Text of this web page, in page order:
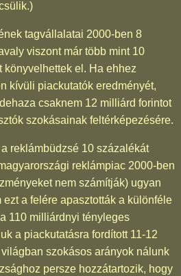
tagvállalatai 2000-ben 8
viszont már több mint 10
könyvelhettek el. Ha ehhez
kívüli piackutatók eredményét,
csaknem 12 milliárd forintot
szokásainak feltérképezésére.
reklámbüdzsé 10 százalékát
reklámpiac 2000-ben
nem számítják) ugyan
a felére apasztották a különféle
110 milliárdnyi tényleges
a piackutatásra fordított 11-12
szokásos arányok nálunk
persze hozzátartozik, hogy